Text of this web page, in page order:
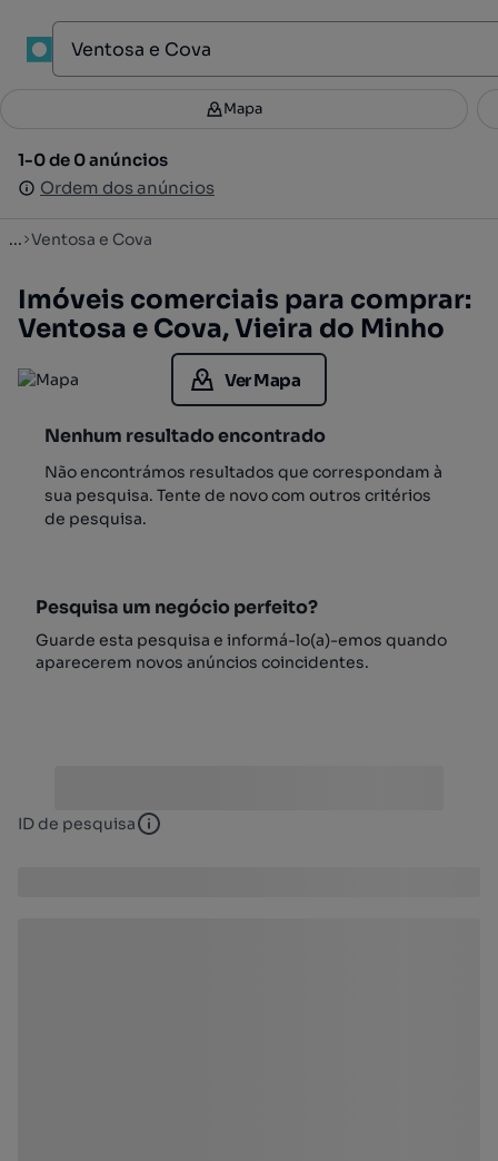
Filtros 2
1-0 de 0 anúncios
Ordem dos anúncios
Mapa
1-0 de 0 anúncios
Ordem dos anúncios
... Ventosa e Cova
Imóveis comerciais para comprar:
Ventosa e Cova, Vieira do Minho
Ver Mapa
Nenhum resultado encontrado
Não encontrámos resultados que correspondam à
sua pesquisa. Tente de novo com outros critérios
de pesquisa.
Pesquisa um negócio perfeito?
Guarde esta pesquisa e informá-lo(a)-emos quando
aparecerem novos anúncios coincidentes.
ID de pesquisa ID de pesquisa